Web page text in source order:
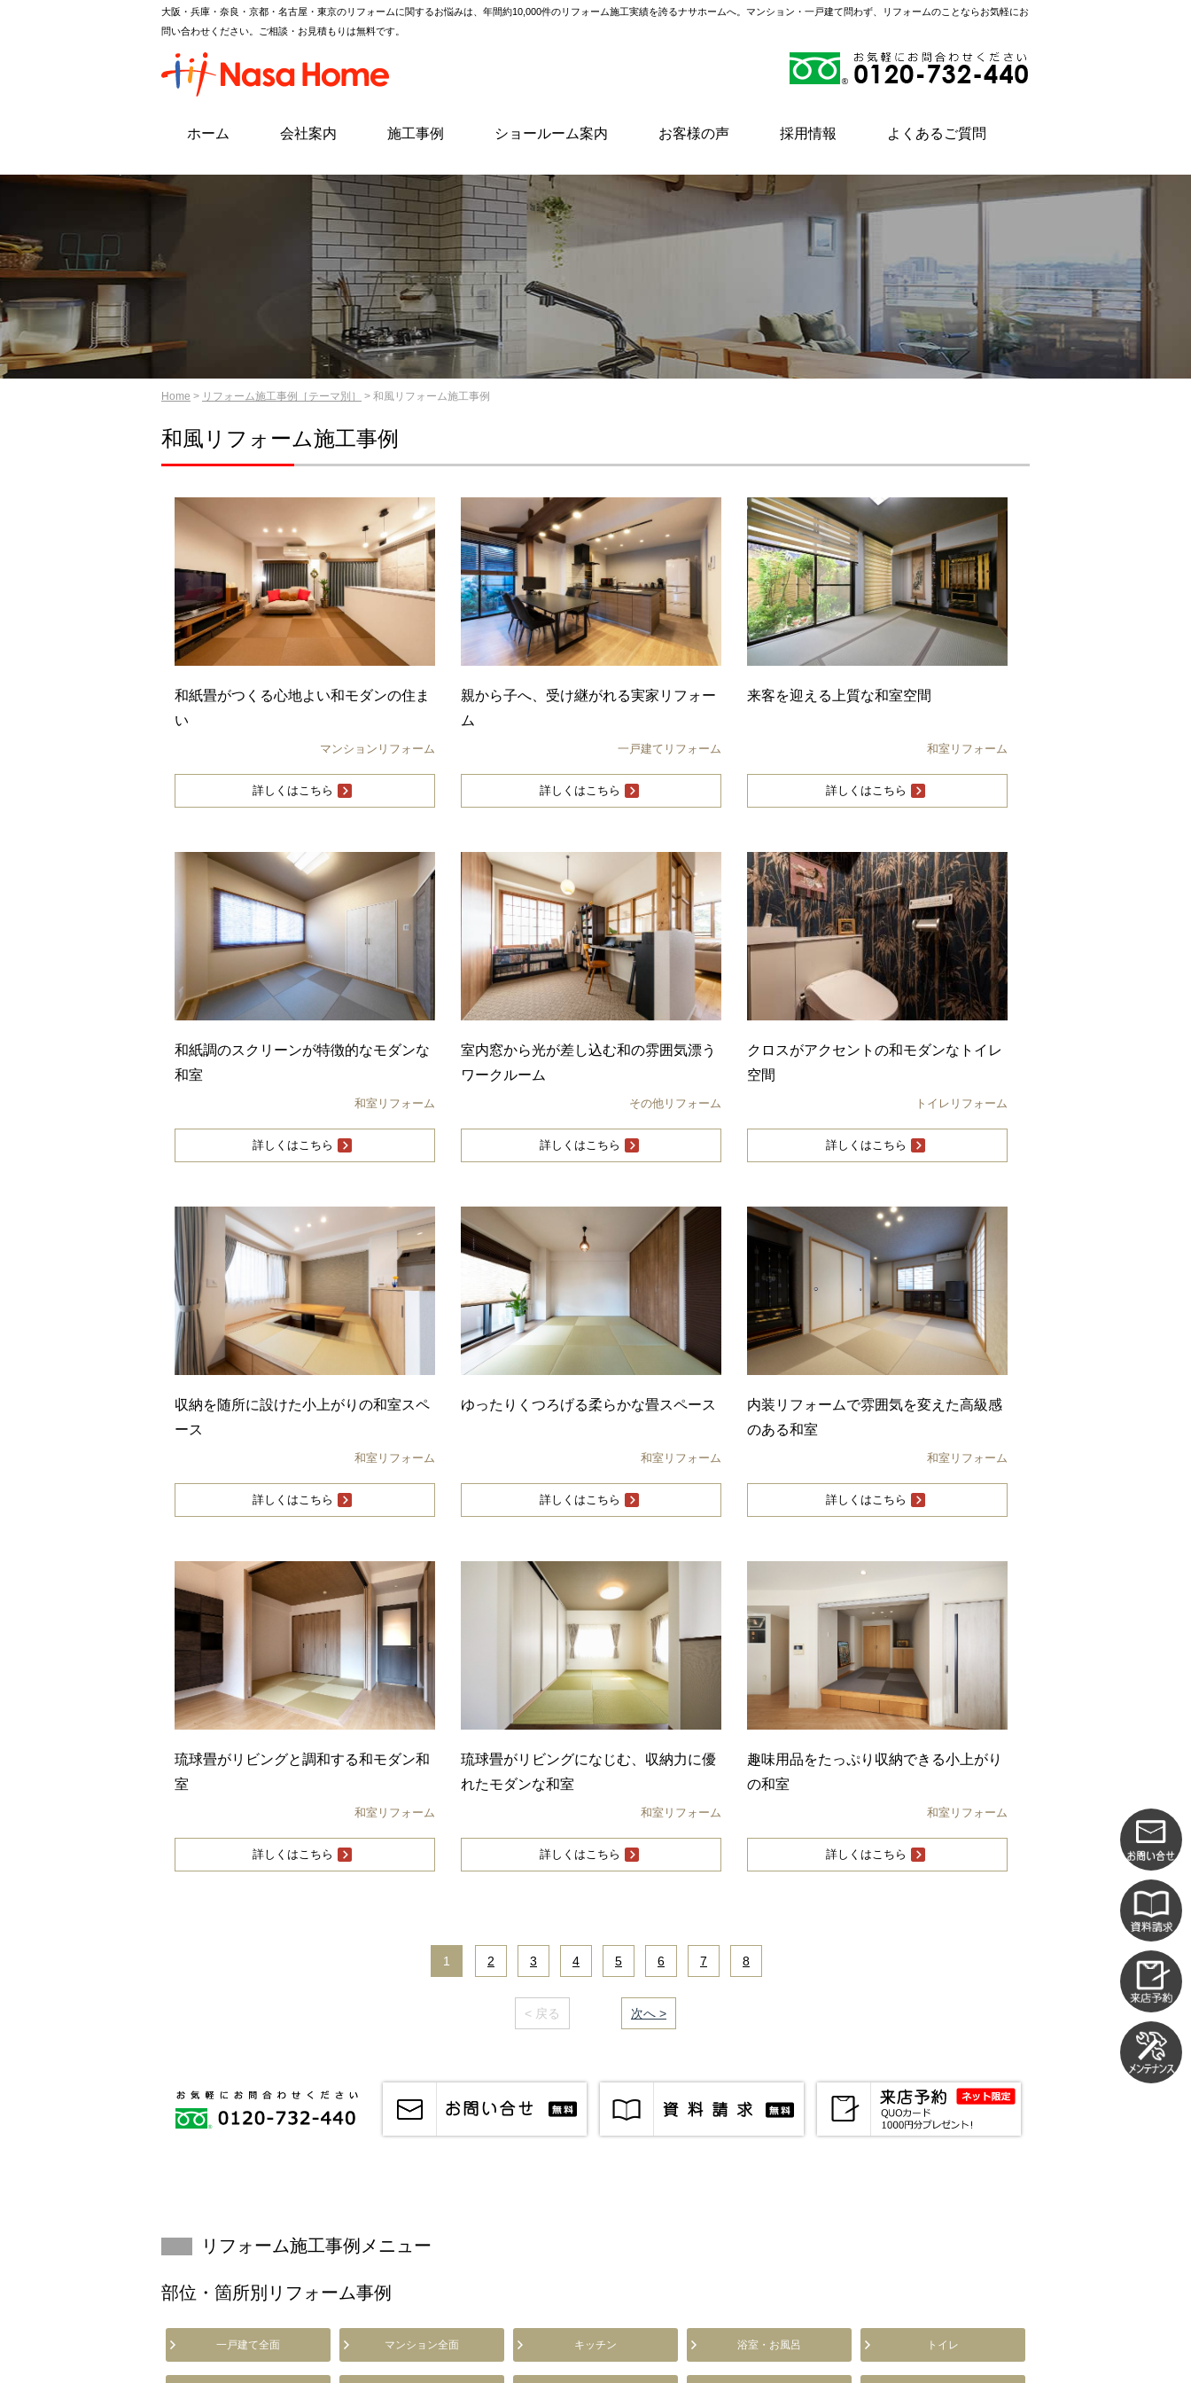
大阪・兵庫・奈良・京都・名古屋・東京のリフォームに関するお悩みは、年間約10,000件のリフォーム施工実績を誇るナサホームへ。マンション・一戸建て問わず、リフォームのことならお気軽にお
問い合わせください。ご相談・お見積もりは無料です。
ホーム 会社案内 施工事例 ショールーム案内 お客様の声 採用情報 よくあるご質問
Home > リフォーム施工事例［テーマ別］ > 和風リフォーム施工事例
和風リフォーム施工事例
和紙畳がつくる心地よい和モダンの住ま
い
マンションリフォーム
詳しくはこちら
親から子へ、受け継がれる実家リフォー
ム
一戸建てリフォーム
詳しくはこちら
来客を迎える上質な和室空間
和室リフォーム
詳しくはこちら
和紙調のスクリーンが特徴的なモダンな
和室
和室リフォーム
詳しくはこちら
室内窓から光が差し込む和の雰囲気漂う
ワークルーム
その他リフォーム
詳しくはこちら
クロスがアクセントの和モダンなトイレ
空間
トイレリフォーム
詳しくはこちら
収納を随所に設けた小上がりの和室スペ
ース
和室リフォーム
詳しくはこちら
ゆったりくつろげる柔らかな畳スペース
和室リフォーム
詳しくはこちら
内装リフォームで雰囲気を変えた高級感
のある和室
和室リフォーム
詳しくはこちら
琉球畳がリビングと調和する和モダン和
室
和室リフォーム
詳しくはこちら
琉球畳がリビングになじむ、収納力に優
れたモダンな和室
和室リフォーム
詳しくはこちら
趣味用品をたっぷり収納できる小上がり
の和室
和室リフォーム
詳しくはこちら
1 2 3 4 5 6 7 8
< 戻る 次へ >
リフォーム施工事例メニュー
部位・箇所別リフォーム事例
一戸建て全面 マンション全面 キッチン 浴室・お風呂 トイレ